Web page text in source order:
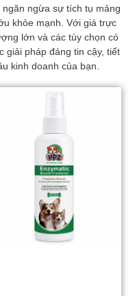
ngừa sự tích tụ mảng
khỏe mạnh. Với giá trực
lớn và các tùy chọn có
giải pháp đáng tin cậy, tiết
kinh doanh của bạn.